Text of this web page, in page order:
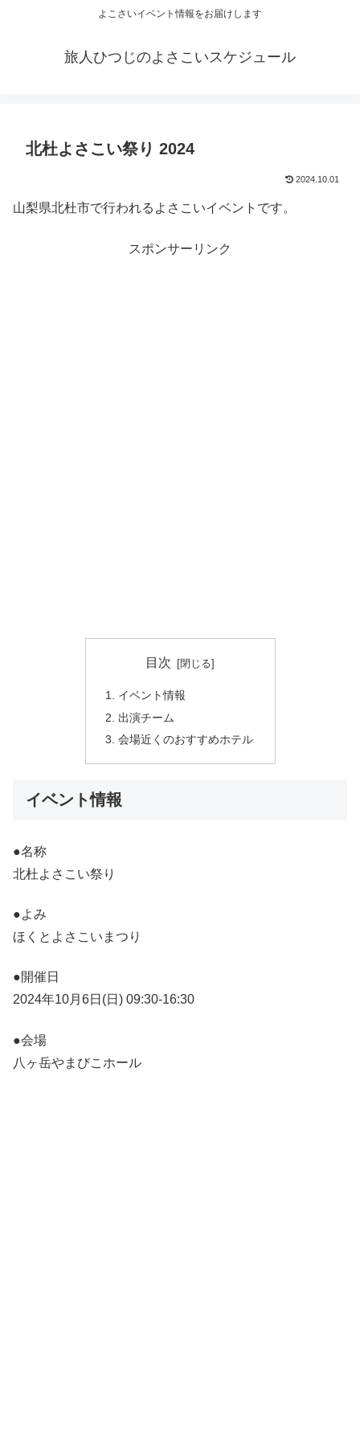
よこさいイベント情報をお届けします
旅人ひつじのよさこいスケジュール
北杜よさこい祭り 2024
2024.10.01
山梨県北杜市で行われるよさこいイベントです。
スポンサーリンク
目次
イベント情報
出演チーム
会場近くのおすすめホテル
イベント情報
●名称
北杜よさこい祭り
●よみ
ほくとよさこいまつり
●開催日
2024年10月6日(日) 09:30-16:30
●会場
八ヶ岳やまびこホール